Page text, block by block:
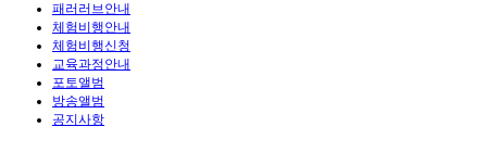
패러러브안내
체험비행안내
체험비행신청
교육과정안내
포토앨범
방송앨범
공지사항